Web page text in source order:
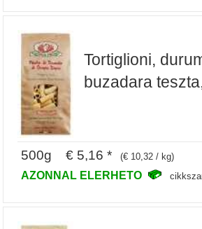
Tortiglioni,
buzadara
500g € 5,16 * (€ 10,32 / kg)
AZONNAL ELERHETO